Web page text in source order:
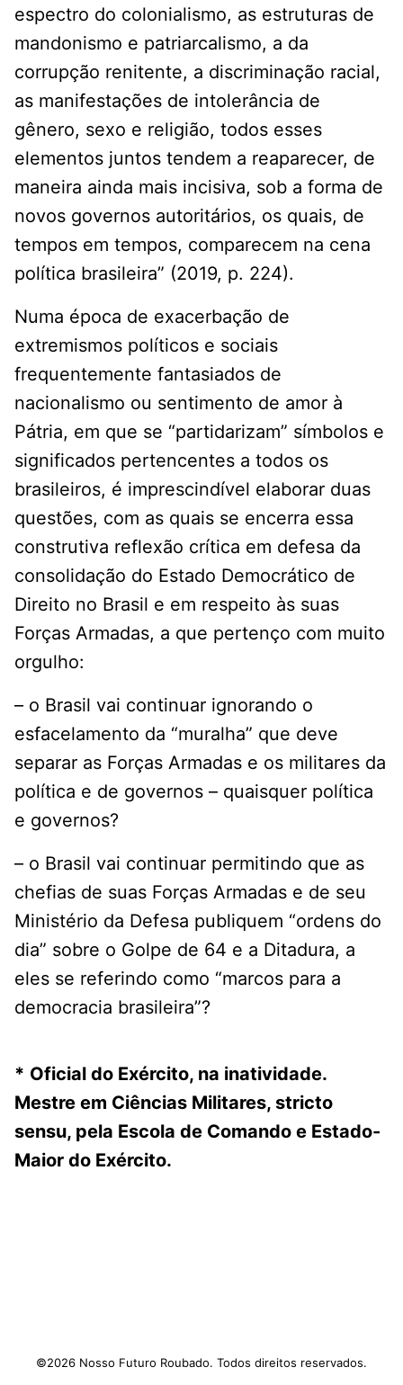
espectro do colonialismo, as estruturas de
mandonismo e patriarcalismo, a da
corrupção renitente, a discriminação racial,
as manifestações de intolerância de
gênero, sexo e religião, todos esses
elementos juntos tendem a reaparecer, de
maneira ainda mais incisiva, sob a forma de
novos governos autoritários, os quais, de
tempos em tempos, comparecem na cena
política brasileira” (2019, p. 224).
Numa época de exacerbação de
extremismos políticos e sociais
frequentemente fantasiados de
nacionalismo ou sentimento de amor à
Pátria, em que se “partidarizam” símbolos e
significados pertencentes a todos os
brasileiros, é imprescindível elaborar duas
questões, com as quais se encerra essa
construtiva reflexão crítica em defesa da
consolidação do Estado Democrático de
Direito no Brasil e em respeito às suas
Forças Armadas, a que pertenço com muito
orgulho:
– o Brasil vai continuar ignorando o
esfacelamento da “muralha” que deve
separar as Forças Armadas e os militares da
política e de governos – quaisquer política
e governos?
– o Brasil vai continuar permitindo que as
chefias de suas Forças Armadas e de seu
Ministério da Defesa publiquem “ordens do
dia” sobre o Golpe de 64 e a Ditadura, a
eles se referindo como “marcos para a
democracia brasileira”?
* Oficial do Exército, na inatividade.
Mestre em Ciências Militares, stricto
sensu, pela Escola de Comando e Estado-
Maior do Exército.
Facebook Tweet
©2026 Nosso Futuro Roubado. Todos direitos reservados.